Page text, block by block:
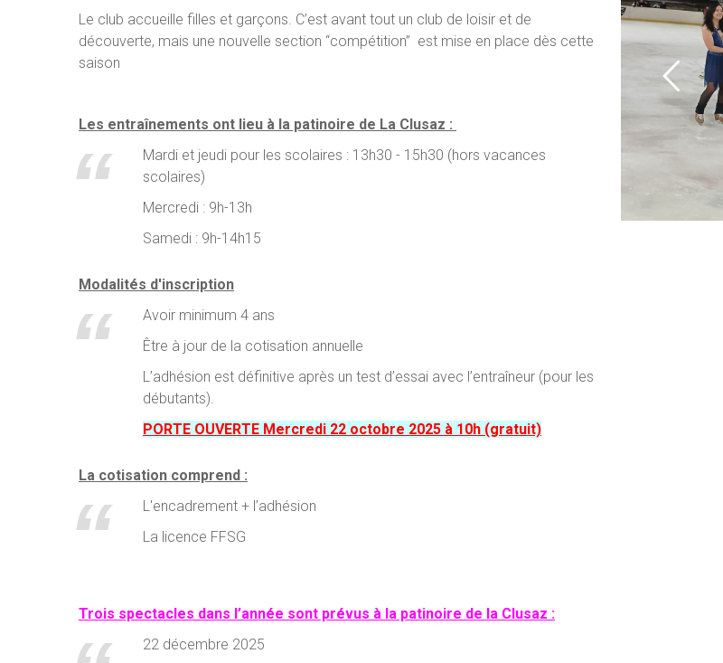
Le club accueille filles et garçons. C’est avant tout un club de loisir et de
découverte, mais une nouvelle section “compétition” est mise en place dès cette
saison
Les entraînements ont lieu à la patinoire de La Clusaz :
Mardi et jeudi pour les scolaires : 13h30 - 15h30 (hors vacances
scolaires)
Mercredi : 9h-13h
Samedi : 9h-14h15
Modalités d'inscription
Avoir minimum 4 ans
Être à jour de la cotisation annuelle
L’adhésion est définitive après un test d’essai avec l’entraîneur (pour les
débutants).
PORTE OUVERTE Mercredi 22 octobre 2025 à 10h (gratuit)
La cotisation comprend :
L'encadrement + l’adhésion
La licence FFSG
Trois spectacles dans l’année sont prévus à la patinoire de la Clusaz :
22 décembre 2025